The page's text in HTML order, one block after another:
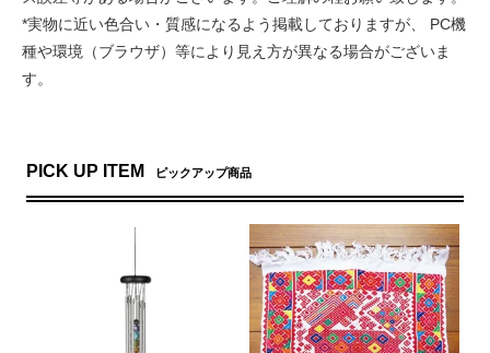
*実物に近い色合い・質感になるよう掲載しておりますが、 PC機
種や環境（ブラウザ）等により見え方が異なる場合がございま
す。
PICK UP ITEM ピックアップ商品